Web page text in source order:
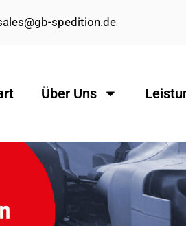
spedition.de
Über Uns